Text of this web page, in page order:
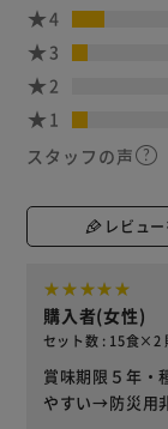
4
3
2
1
スタッフの声
レビュー
購入者(女性)
セット数 : 15食×2
賞味期限５年・
やすい→防災用